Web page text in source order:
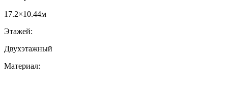
17.2×10.44м
Этажей:
Двухэтажный
Материал: